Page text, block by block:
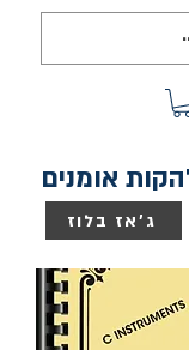
אומנים
ג'אז בלוז